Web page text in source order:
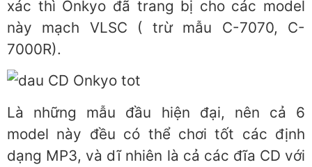
xác thì Onkyo đã trang bị cho các model
này mạch VLSC ( trừ mẫu C-7070, C-
7000R).
Là những mẫu đầu hiện đại, nên cả 6
model này đều có thể chơi tốt các định
dạng MP3, và dĩ nhiên là cả các đĩa CD với